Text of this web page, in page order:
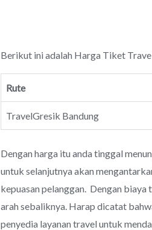
Berikut ini adalah Harga Tiket
Rute
TravelGresik Bandung
Dengan harga itu anda tinggal
untuk selanjutnya akan
kepuasan pelanggan. Dengan biaya
arah sebaliknya. Harap dicatat
penyedia layanan travel untuk